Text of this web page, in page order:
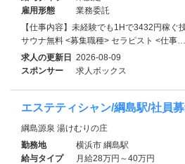
雇用形態
業務委託
【仕事内容】未経験でも1Hで3432円稼ぐ
サウナ無料 <募集職種> セラピスト <仕事…
求人の更新日 2026-08-09
スポンサー
求人ボックス
エステティシャン/綱島駅/社員
綱島源泉 湯けむりの庄
勤務地
横浜市 綱島駅
給与タイプ
月給28万円～40万円